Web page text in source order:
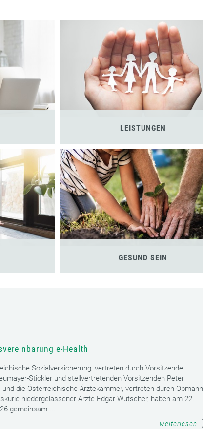
LEISTUNGEN
GESUND SEIN
e-Health
Sozialversicherung, vertreten durch Vorsitzende
Stickler und stellvertretenden Vorsitzenden Peter
und die Österreichische Ärztekammer, vertreten durch Obmann
niedergelassener Ärzte Edgar Wutscher, haben am 22.
gemeinsam ...
weiterlesen